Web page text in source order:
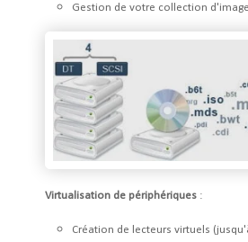
Gestion de votre collection
Virtualisation de périphériques :
Création de lecteurs virtuels